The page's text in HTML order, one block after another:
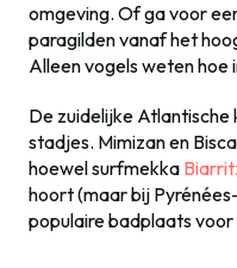
omgeving. Of ga voor
paragilden vanaf het
Alleen vogels weten
De zuidelijke Atlantische
stadjes. Mimizan en
hoewel surfmekka
hoort (maar bij
populaire badplaats